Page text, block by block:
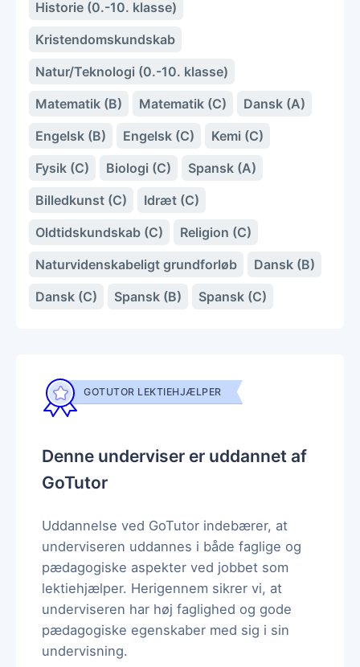
Historie (0.-10. klasse)
Kristendomskundskab
Natur/Teknologi (0.-10. klasse)
Matematik (B)
Matematik (C)
Dansk (A)
Engelsk (B)
Engelsk (C)
Kemi (C)
Fysik (C)
Biologi (C)
Spansk (A)
Billedkunst (C)
Idræt (C)
Oldtidskundskab (C)
Religion (C)
Naturvidenskabeligt grundforløb
Dansk (B)
Dansk (C)
Spansk (B) Spansk (C)
GOTUTOR LEKTIEHJÆLPER
Denne underviser er uddannet af
GoTutor
Uddannelse ved GoTutor indebærer, at
underviseren uddannes i både faglige og
pædagogiske aspekter ved jobbet som
lektiehjælper. Herigennem sikrer vi, at
underviseren har høj faglighed og gode
pædagogiske egenskaber med sig i sin
undervisning.